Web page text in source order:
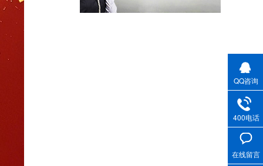
QQ咨询
400电话
在线留言